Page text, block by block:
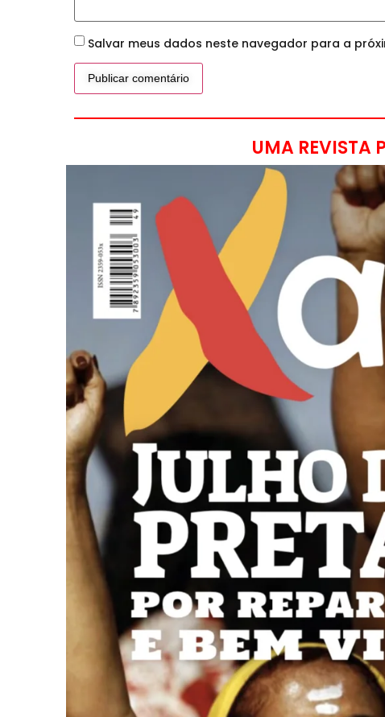
Salvar meus dados neste navegador para a
UMA REVISTA